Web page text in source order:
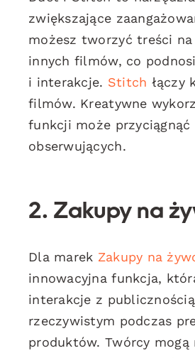
zwiększające
możesz tworzyć treści
innych filmów, co
i interakcje. Stitch łączy
filmów. Kreatywne
funkcji może przyciągnąć
obserwujących.
2. Zakupy na
Dla marek Zakupy na
innowacyjna funkcja,
interakcje z
rzeczywistym podczas
produktów. Twórcy mogą